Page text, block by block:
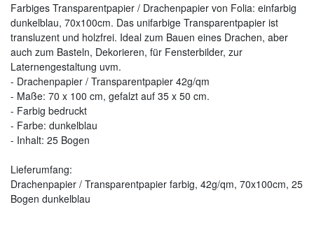
Farbiges Transparentpapier / Drachenpapier von Folia: einfarbig
dunkelblau, 70x100cm. Das unifarbige Transparentpapier ist
transluzent und holzfrei. Ideal zum Bauen eines Drachen, aber
auch zum Basteln, Dekorieren, für Fensterbilder, zur
Laternengestaltung uvm.
- Drachenpapier / Transparentpapier 42g/qm
- Maße: 70 x 100 cm, gefalzt auf 35 x 50 cm.
- Farbig bedruckt
- Farbe: dunkelblau
- Inhalt: 25 Bogen
Lieferumfang:
Drachenpapier / Transparentpapier farbig, 42g/qm, 70x100cm, 25
Bogen dunkelblau